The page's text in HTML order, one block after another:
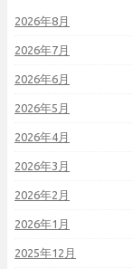
2026年8月
2026年7月
2026年6月
2026年5月
2026年4月
2026年3月
2026年2月
2026年1月
2025年12月